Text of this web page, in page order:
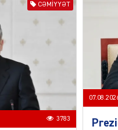
DÜNYA
CƏMIYYƏT
3783